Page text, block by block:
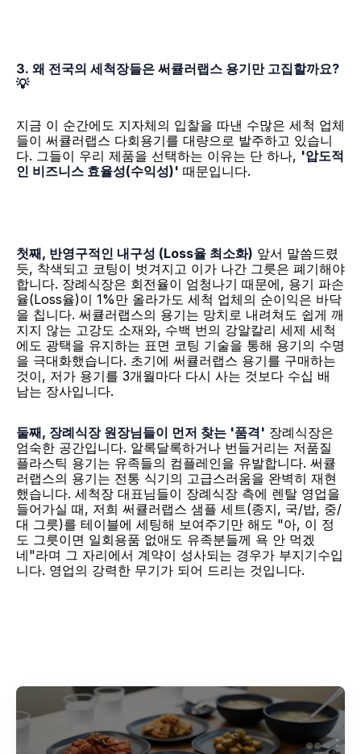
3. 왜 전국의 세척장들은 써큘러랩스 용기만 고집할까요?
💡
지금 이 순간에도 지자체의 입찰을 따낸 수많은 세척 업체
들이 써큘러랩스 다회용기를 대량으로 발주하고 있습니
다. 그들이 우리 제품을 선택하는 이유는 단 하나, '압도적
인 비즈니스 효율성(수익성)' 때문입니다.
첫째, 반영구적인 내구성 (Loss율 최소화) 앞서 말씀드렸
듯, 착색되고 코팅이 벗겨지고 이가 나간 그릇은 폐기해야
합니다. 장례식장은 회전율이 엄청나기 때문에, 용기 파손
율(Loss율)이 1%만 올라가도 세척 업체의 순이익은 바닥
을 칩니다. 써큘러랩스의 용기는 망치로 내려쳐도 쉽게 깨
지지 않는 고강도 소재와, 수백 번의 강알칼리 세제 세척
에도 광택을 유지하는 표면 코팅 기술을 통해 용기의 수명
을 극대화했습니다. 초기에 써큘러랩스 용기를 구매하는
것이, 저가 용기를 3개월마다 다시 사는 것보다 수십 배
남는 장사입니다.
둘째, 장례식장 원장님들이 먼저 찾는 '품격' 장례식장은
엄숙한 공간입니다. 알록달록하거나 번들거리는 저품질
플라스틱 용기는 유족들의 컴플레인을 유발합니다. 써큘
러랩스의 용기는 전통 식기의 고급스러움을 완벽히 재현
했습니다. 세척장 대표님들이 장례식장 측에 렌탈 영업을
들어가실 때, 저희 써큘러랩스 샘플 세트(종지, 국/밥, 중/
대 그릇)를 테이블에 세팅해 보여주기만 해도 "아, 이 정
도 그릇이면 일회용품 없애도 유족분들께 욕 안 먹겠
네"라며 그 자리에서 계약이 성사되는 경우가 부지기수입
니다. 영업의 강력한 무기가 되어 드리는 것입니다.